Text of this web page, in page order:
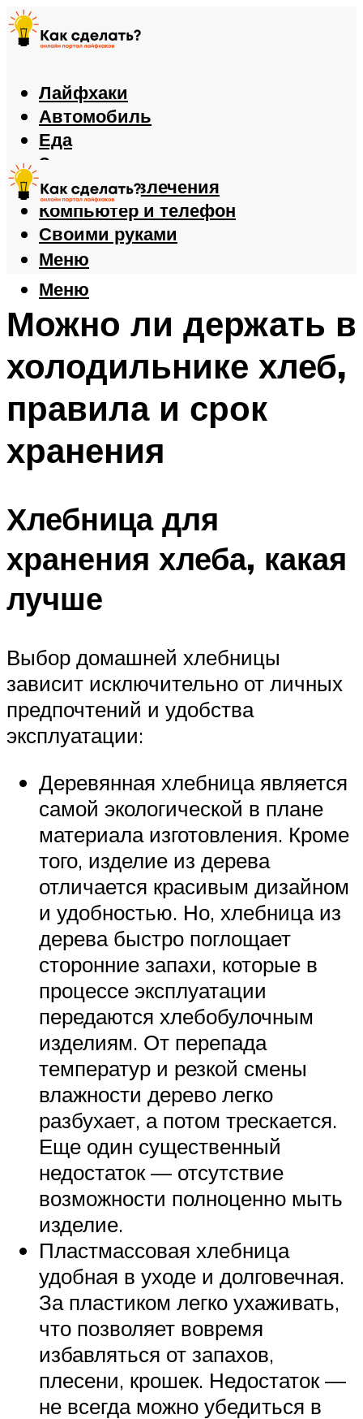
Лайфхаки
Автомобиль
Еда
Здоровье
Игры и развлечения
Компьютер и телефон
Своими руками
Меню
Меню
Можно ли держать в
холодильнике хлеб,
правила и срок
хранения
Хлебница для
хранения хлеба, какая
лучше
Выбор домашней хлебницы
зависит исключительно от личных
предпочтений и удобства
эксплуатации:
Деревянная хлебница является
самой экологической в плане
материала изготовления. Кроме
того, изделие из дерева
отличается красивым дизайном
и удобностью. Но, хлебница из
дерева быстро поглощает
сторонние запахи, которые в
процессе эксплуатации
передаются хлебобулочным
изделиям. От перепада
температур и резкой смены
влажности дерево легко
разбухает, а потом трескается.
Еще один существенный
недостаток — отсутствие
возможности полноценно мыть
изделие.
Пластмассовая хлебница
удобная в уходе и долговечная.
За пластиком легко ухаживать,
что позволяет вовремя
избавляться от запахов,
плесени, крошек. Недостаток —
не всегда можно убедиться в